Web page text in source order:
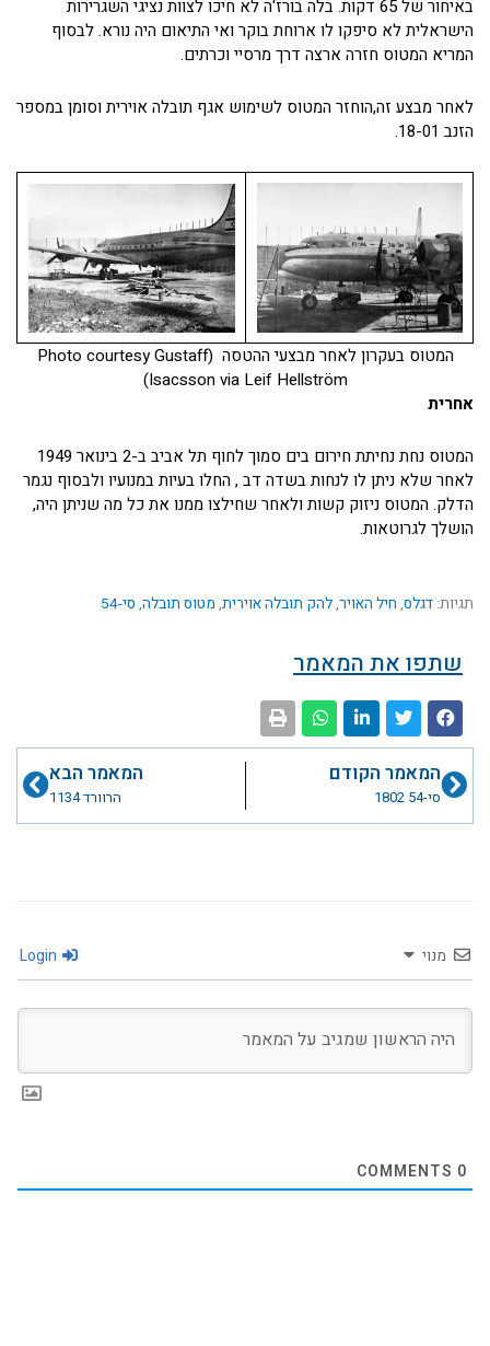
באיחור של 65 דקות. בלה בורז'ה לא חיכו לצוות נציגי השגרירות
הישראלית לא סיפקו לו ארוחת בוקר ואי התיאום היה נורא. לבסוף
המריא המטוס חזרה ארצה דרך מרסיי וכרתים.
לאחר מבצע זה,הוחזר המטוס לשימוש אגף תובלה אוירית וסומן במספר
הזנב 18-01.
המטוס בעקרון לאחר מבצעי ההטסה (Photo courtesy Gustaff
Isacsson via Leif Hellström)
אחרית
המטוס נחת נחיתת חירום בים סמוך לחוף תל אביב ב-2 בינואר 1949
לאחר שלא ניתן לו לנחות בשדה דב , החלו בעיות במנועיו ולבסוף נגמר
הדלק. המטוס ניזוק קשות ולאחר שחילצו ממנו את כל מה שניתן היה,
הושלך לגרוטאות.
תגיות: דגלס, חיל האויר,להק תובלה אוירית, מטוס תובלה, סי-54
שתפו את המאמר
קודםהמאמר הקודם
סי-54 1802
המאמר הבא
הרוורד 1134
הבא
מנוי
0